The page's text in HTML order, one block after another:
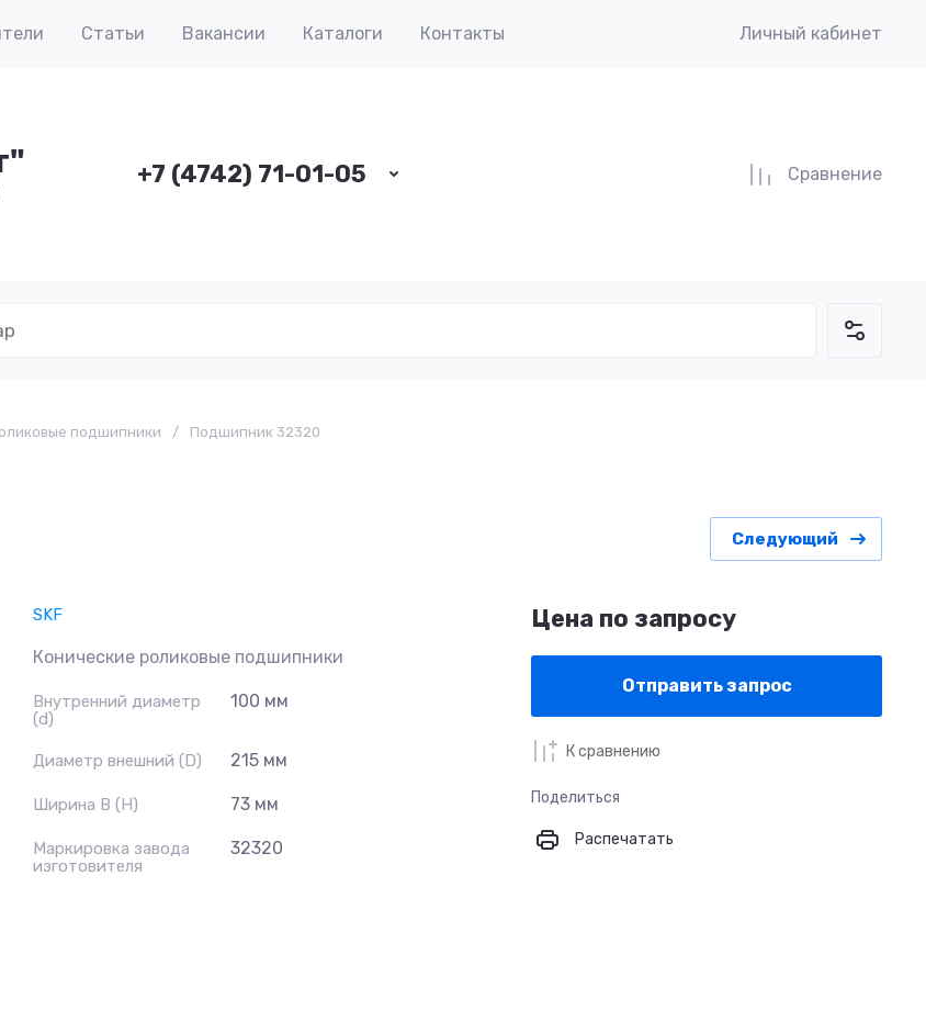
Статьи Вакансии Каталоги Контакты Личный кабинет
+7 (4742) 71-01-05 Сравнение
подшипники / Подшипник 32320
Следующий
SKF
Конические роликовые подшипники
Внутренний диаметр
(d)
100 мм
Диаметр внешний (D) 215 мм
Ширина B (H) 73 мм
Маркировка завода
изготовителя
32320
Цена по запросу
Отправить запрос
К сравнению
Поделиться
Распечатать